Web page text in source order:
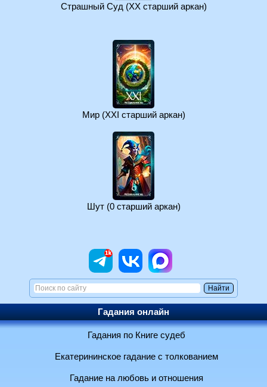
Страшный Суд (XX старший аркан)
Мир (XXI старший аркан)
Шут (0 старший аркан)
Гадания онлайн
Гадания по Книге судеб
Екатерининское гадание с толкованием
Гадание на любовь и отношения